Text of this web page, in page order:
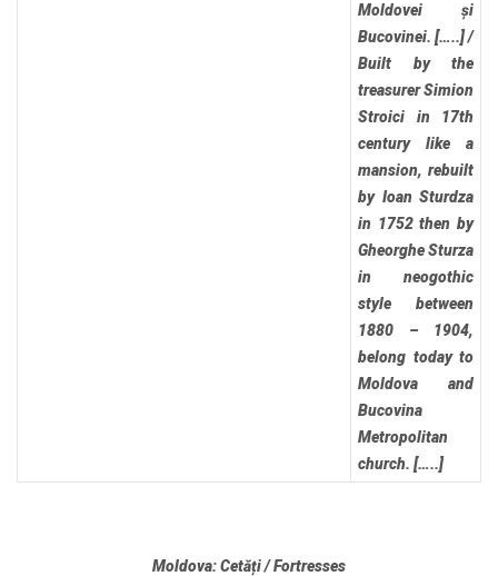
Moldovei și
Bucovinei. […..]/
Built by the
treasurer Simion
Stroici in 17th
century like a
mansion, rebuilt
by Ioan Sturdza
in 1752 then by
Gheorghe Sturza
in neogothic
style between
1880 – 1904,
belong today to
Moldova and
Bucovina
Metropolitan
church. […..]
Moldova: Cetăți / Fortresses